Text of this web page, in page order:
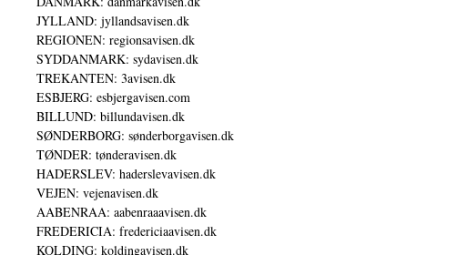
JYLLAND: jyllandsavisen.dk
REGIONEN: regionsavisen.dk
SYDDANMARK: sydavisen.dk
TREKANTEN: 3avisen.dk
ESBJERG: esbjergavisen.com
BILLUND: billundavisen.dk
SØNDERBORG: sønderborgavisen.dk
TØNDER: tønderavisen.dk
HADERSLEV: haderslevavisen.dk
VEJEN: vejenavisen.dk
AABENRAA: aabenraaavisen.dk
FREDERICIA: fredericiaavisen.dk
KOLDING: koldingavisen.dk